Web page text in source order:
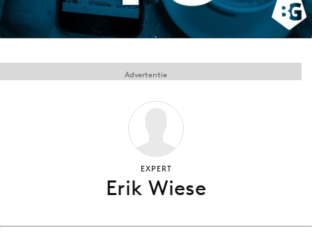
Events
Vacatures
Carriere
Advertentie
EXPERT
Erik Wiese